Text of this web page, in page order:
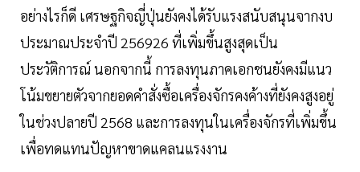
อย่างไรก็ดี เศรษฐกิจญี่ปุ่นยังคงได้รับแรงสนับสนุนจากงบ
ประมาณประจำปี 256926 ที่เพิ่มขึ้นสูงสุดเป็น
ประวัติการณ์ นอกจากนี้ การลงทุนภาคเอกชนยังคงมีแนว
โน้มขยายตัวจากยอดคำสั่งซื้อเครื่องจักรคงค้างที่ยังคงสูงอยู่
ในช่วงปลายปี 2568 และการลงทุนในเครื่องจักรที่เพิ่มขึ้น
เพื่อทดแทนปัญหาขาดแคลนแรงงาน